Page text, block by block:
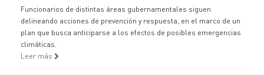
Funcionarios de distintas áreas gubernamentales siguen
delineando acciones de prevención y respuesta, en el marco de un
plan que busca anticiparse a los efectos de posibles emergencias
climáticas.
Leer más